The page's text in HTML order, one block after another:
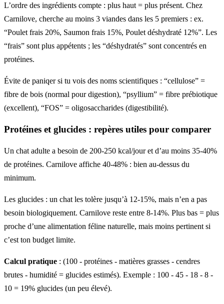
L’ordre des ingrédients compte : plus haut = plus présent. Chez
Carnilove, cherche au moins 3 viandes dans les 5 premiers : ex.
“Poulet frais 20%, Saumon frais 15%, Poulet déshydraté 12%”. Les
“frais” sont plus appétents ; les “déshydratés” sont concentrés en
protéines.
Évite de paniqer si tu vois des noms scientifiques : “cellulose” =
fibre de bois (normal pour digestion), “psyllium” = fibre prébiotique
(excellent), “FOS” = oligosaccharides (digestibilité).
Protéines et glucides : repères utiles pour comparer
Un chat adulte a besoin de 200-250 kcal/jour et d’au moins 35-40%
de protéines. Carnilove affiche 40-48% : bien au-dessus du
minimum.
Les glucides : un chat les tolère jusqu’à 12-15%, mais n’en a pas
besoin biologiquement. Carnilove reste entre 8-14%. Plus bas = plus
proche d’une alimentation féline naturelle, mais moins pertinent si
c’est ton budget limite.
Calcul pratique : (100 - protéines - matières grasses - cendres
brutes - humidité = glucides estimés). Exemple : 100 - 45 - 18 - 8 -
10 = 19% glucides (un peu élevé).